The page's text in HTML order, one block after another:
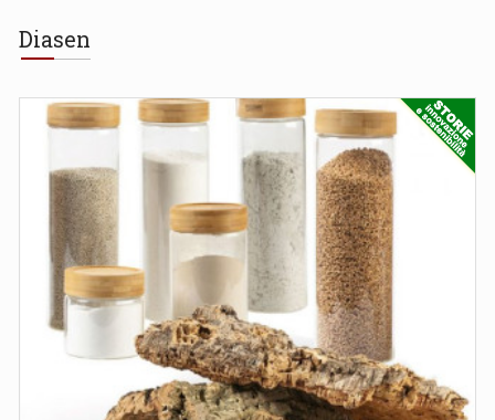
Diasen